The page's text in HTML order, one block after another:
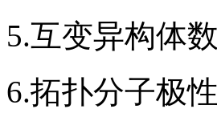
5.互变异构体
6.拓扑分子极